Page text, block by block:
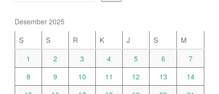
Desember 2025
S
S R K J S
M
1
2 3 4 5 6
7
8
9 10 11 12 13
14